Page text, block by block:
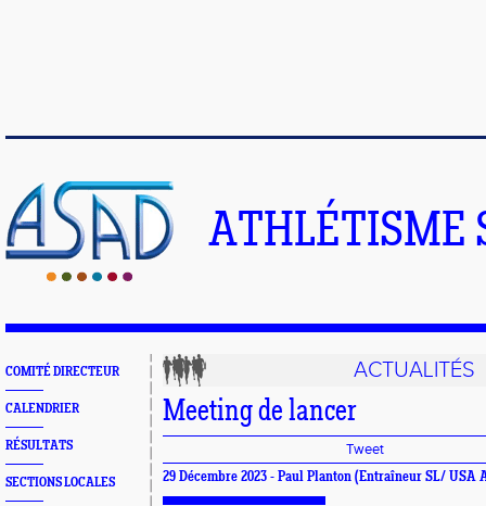
ATHLÉTISME
COMITÉ DIRECTEUR
CALENDRIER
RÉSULTATS
SECTIONS LOCALES
ACTUALITÉS
Meeting de lancer
Tweet
29 Décembre 2023 - Paul Planton (Entraîneur SL/ USA